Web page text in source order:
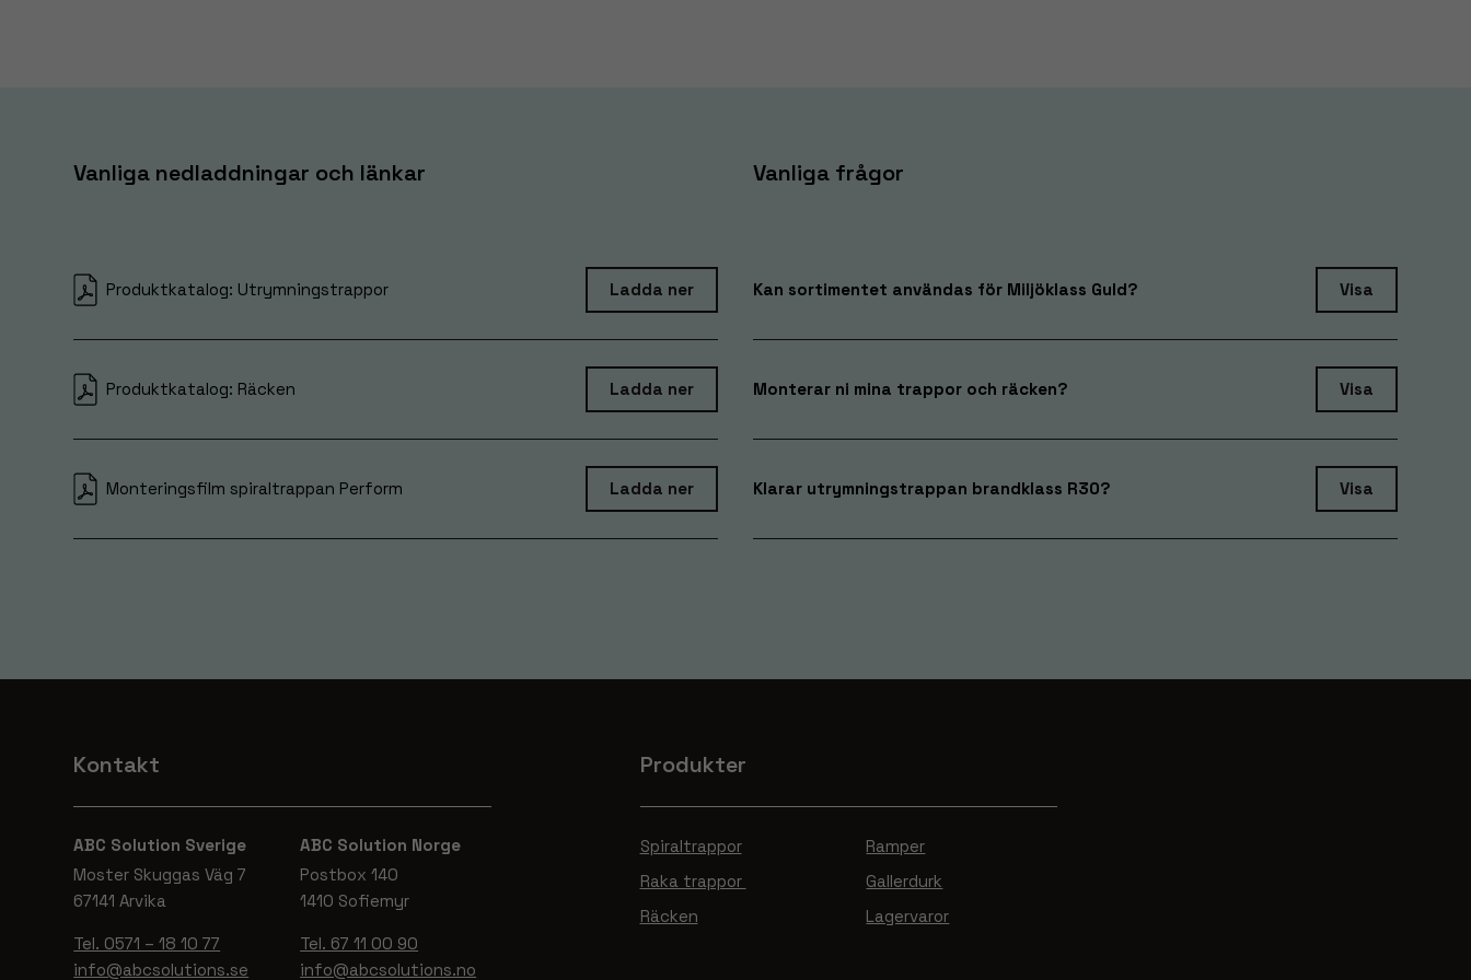
Vanliga nedladdningar och länkar
Produktkatalog: Utrymningstrappor Ladda ner
Produktkatalog: Räcken Ladda ner
Monteringsfilm spiraltrappan Perform Ladda ner
Vanliga frågor
Kan sortimentet användas för Miljöklass Guld? Visa
Monterar ni mina trappor och räcken? Visa
Klarar utrymningstrappan brandklass R30? Visa
Kontakt
ABC Solution Sverige
Moster Skuggas Väg 7
67141 Arvika
Tel. 0571 – 18 10 77
info@abcsolutions.se
ABC Solution Norge
Postbox 140
1410 Sofiemyr
Tel. 67 11 00 90
info@abcsolutions.no
Produkter
Spiraltrappor
Raka trappor
Räcken
Ramper
Gallerdurk
Lagervaror